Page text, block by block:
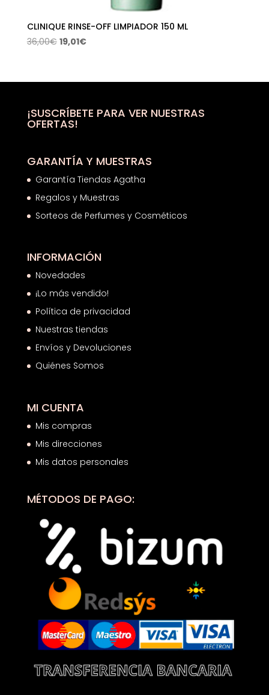
CLINIQUE RINSE-OFF LIMPIADOR 150 ML
36,00€ El
era:
19,01€El
es:
¡SUSCRÍBETE PARA VER NUESTRAS
OFERTAS!
GARANTÍA Y MUESTRAS
Garantía Tiendas Agatha
Regalos y Muestras
Sorteos de Perfumes y Cosméticos
INFORMACIÓN
Novedades
¡Lo más vendido!
Política de privacidad
Nuestras tiendas
Envíos y Devoluciones
Quiénes Somos
MI CUENTA
Mis compras
Mis direcciones
Mis datos personales
MÉTODOS DE PAGO: